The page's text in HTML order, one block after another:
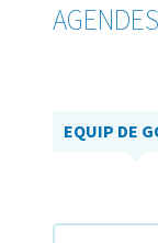
EQUIP DE